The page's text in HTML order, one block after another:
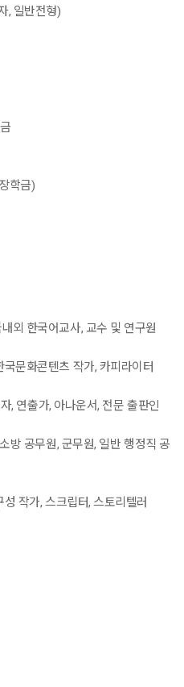
, 일반전형)
학금)
외 한국어교사, 교수 및 연구원
국문화콘텐츠 작가, 카피라이터
, 연출가, 아나운서, 전문 출판인
방 공무원, 군무원, 일반 행정직 공
작가, 스크립터, 스토리텔러